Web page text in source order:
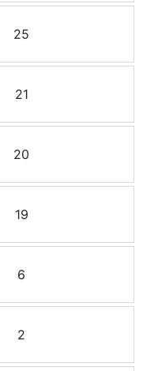
25
21
20
19
6
2